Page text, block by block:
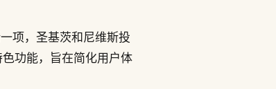
项，圣基茨和尼维斯投
功能，旨在简化用户体